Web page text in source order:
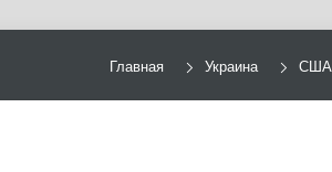
Главная Украина США